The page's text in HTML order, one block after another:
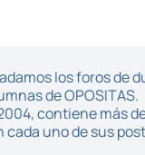
los foros de
de OPOSITAS.
contiene más
uno de sus